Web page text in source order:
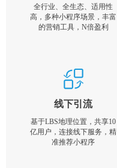
全行业、全生态、适用性
高，多种小程序场景，丰富
的营销工具，N倍盈利
线下引流
基于LBS地理位置，共享10
亿用户，连接线下服务，精
准推荐小程序